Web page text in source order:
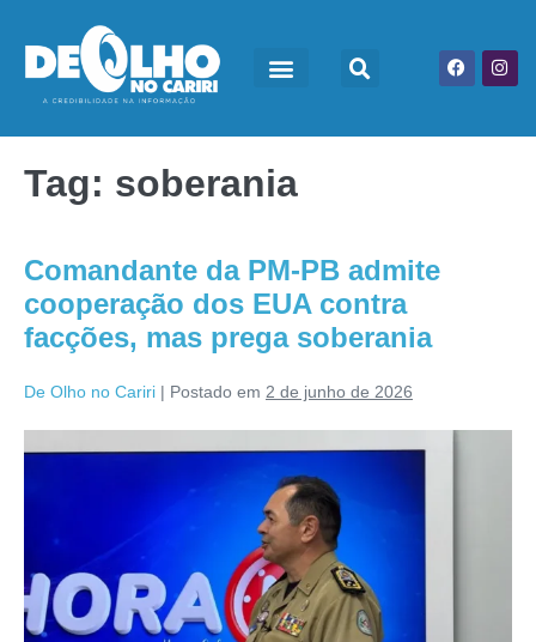
Tag: soberania
Comandante da PM-PB admite
cooperação dos EUA contra
facções, mas prega soberania
De Olho no Cariri | Postado em 2 de junho de 2026